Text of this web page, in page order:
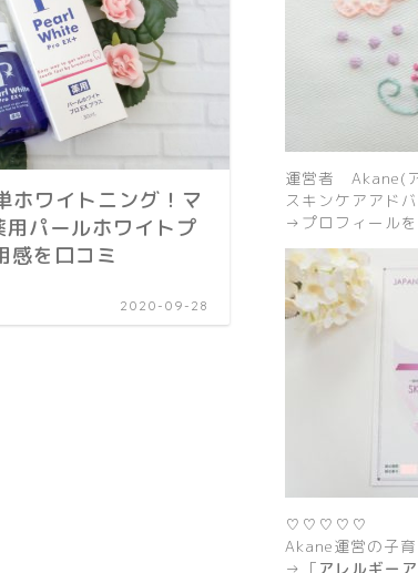
ホワイトニング！マ
パールホワイトプ
感を口コミ
2020-09-28
運営者 Akane(
スキンケアアド
→ プロフィール
♡♡♡♡♡
Akane運営の子
→「 アレルギー